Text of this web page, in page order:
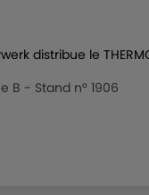
distribue le
B - Stand n° 1906